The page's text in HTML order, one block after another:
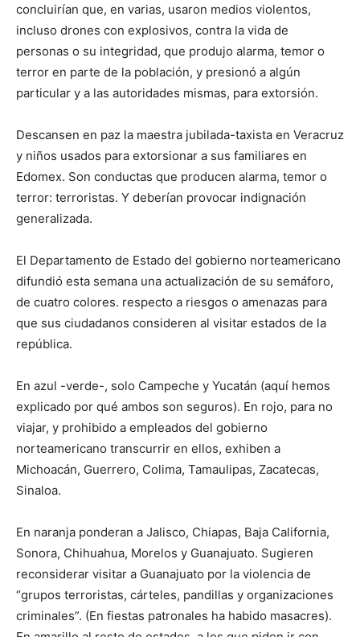
concluirían que, en varias, usaron medios violentos,
incluso drones con explosivos, contra la vida de
personas o su integridad, que produjo alarma, temor o
terror en parte de la población, y presionó a algún
particular y a las autoridades mismas, para extorsión.
Descansen en paz la maestra jubilada-taxista en Veracruz
y niños usados para extorsionar a sus familiares en
Edomex. Son conductas que producen alarma, temor o
terror: terroristas. Y deberían provocar indignación
generalizada.
El Departamento de Estado del gobierno norteamericano
difundió esta semana una actualización de su semáforo,
de cuatro colores. respecto a riesgos o amenazas para
que sus ciudadanos consideren al visitar estados de la
república.
En azul -verde-, solo Campeche y Yucatán (aquí hemos
explicado por qué ambos son seguros). En rojo, para no
viajar, y prohibido a empleados del gobierno
norteamericano transcurrir en ellos, exhiben a
Michoacán, Guerrero, Colima, Tamaulipas, Zacatecas,
Sinaloa.
En naranja ponderan a Jalisco, Chiapas, Baja California,
Sonora, Chihuahua, Morelos y Guanajuato. Sugieren
reconsiderar visitar a Guanajuato por la violencia de
“grupos terroristas, cárteles, pandillas y organizaciones
criminales”. (En fiestas patronales ha habido masacres).